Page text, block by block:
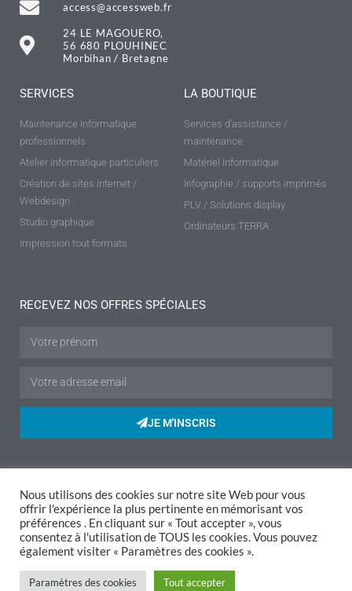
access@accessweb.fr
24 LE MAGOUERO,
56 680 PLOUHINEC
Morbihan / Bretagne
SERVICES
Maintenance informatique
professionnels
Atelier informatique particuliers
Création de sites internet /
Webdesign
Studio graphique
Impression tout formats
LA BOUTIQUE
Services d'assistance /
maintenance
Matériel Informatique
Infographie / supports imprimés
PLV / Solutions display
Ordinateurs TERRA
RECEVEZ NOS OFFRES SPÉCIALES
JE M'INSCRIS
Mentions légales|Politique de confidentialité|Conditions de vente
Livraison|Retours
© ACCESSWEB - Services informatiques Auray, Plouhinec, Belz,
Hennebont, Merlevenez, Riantec, informatique Kervigac
Nous utilisons des cookies sur notre site Web pour vous
offrir l'expérience la plus pertinente en mémorisant vos
préférences . En cliquant sur « Tout accepter », vous
consentez à l'utilisation de TOUS les cookies. Vous pouvez
également visiter « Paramètres des cookies ».
Paramètres des cookies Tout accepter